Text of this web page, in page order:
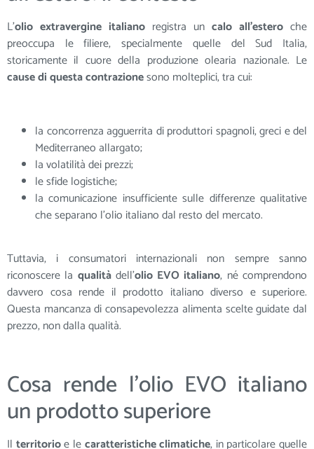
L’olio extravergine italiano registra un calo all’estero che
preoccupa le filiere, specialmente quelle del Sud Italia,
storicamente il cuore della produzione olearia nazionale. Le
cause di questa contrazionesono molteplici, tra cui:
la concorrenza agguerrita di produttori spagnoli, greci e del
Mediterraneo allargato;
la volatilità dei prezzi;
le sfide logistiche;
la comunicazione insufficiente sulle differenze qualitative
che separano l’olio italiano dal resto del mercato.
Tuttavia, i consumatori internazionali non sempre sanno
riconoscere la qualitàdell’olio EVO italiano, né comprendono
davvero cosa rende il prodotto italiano diverso e superiore.
Questa mancanza di consapevolezza alimenta scelte guidate dal
prezzo, non dalla qualità.
Cosa rende l’olio EVO italiano
un prodotto superiore
Il territorioe lecaratteristicheclimatiche, in particolare quelle